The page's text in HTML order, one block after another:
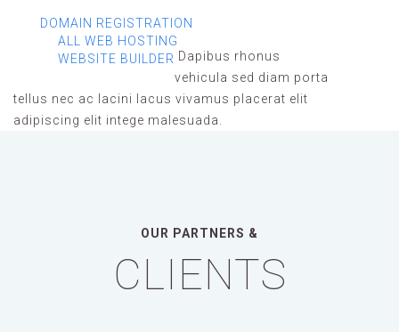
DOMAIN REGISTRATION
ALL WEB HOSTING
WEBSITE BUILDER Dapibus rhonus
vehicula sed diam porta
tellus nec ac lacini lacus vivamus placerat elit
adipiscing elit intege malesuada.
OUR PARTNERS &
CLIENTS